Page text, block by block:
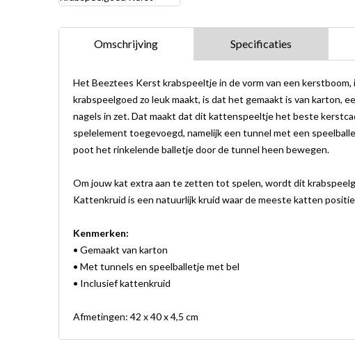
Omschrijving Specificaties
Het Beeztees Kerst krabspeeltje in de vorm van een
krabspeelgoed zo leuk maakt, is dat het gemaakt is van karton,
nagels in zet. Dat maakt dat dit kattenspeeltje het beste
spelelement toegevoegd, namelijk een tunnel met een
poot het rinkelende balletje door de tunnel heen bewegen.
Om jouw kat extra aan te zetten tot spelen, wordt dit
Kattenkruid is een natuurlijk kruid waar de meeste katten
Kenmerken:
• Gemaakt van karton
• Met tunnels en speelballetje met bel
• Inclusief kattenkruid
Afmetingen: 42 x 40 x 4,5 cm